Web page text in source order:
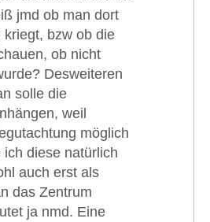
jmd ob man dort
bzw ob die
ob nicht
Desweiteren
solle die
weil
möglich
diese natürlich
auch erst als
das Zentrum
ja nmd. Eine